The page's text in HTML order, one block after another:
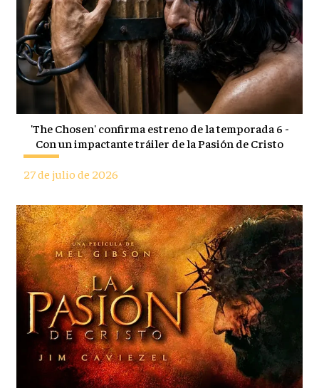
'The Chosen' confirma estreno de la temporada 6 -
Con un impactante tráiler de la Pasión de Cristo
27 de julio de 2026